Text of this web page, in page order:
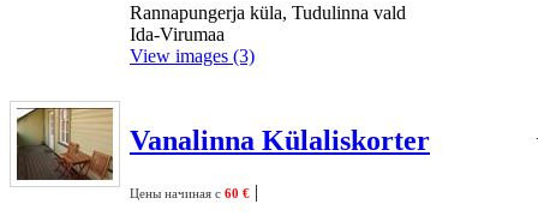
Rannapungerja küla, Tudulinna vald
Ida-Virumaa
View images (3)
Vanalinna Külaliskorter
Цены начиная с 60 € |